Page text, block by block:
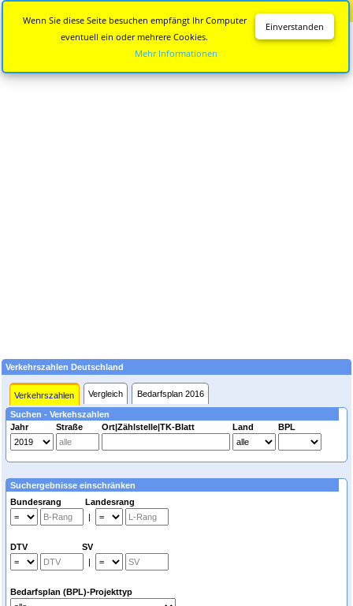
Verkehrszahlen Deutschland
Verkehrszahlen Vergleich Bedarfsplan 2016
Suchen - Verkehszahlen
Jahr
Straße Ort|Zählstelle|TK-Blatt Land BPL
Suchergebnisse einschränken
Bundesrang Landesrang
|
DTV SV
|
Bedarfsplan (BPL)-Projekttyp
Einverstanden
Wenn Sie diese Seite besuchen empfängt Ihr Computer
eventuell ein oder mehrere Cookies.
Mehr Informationen